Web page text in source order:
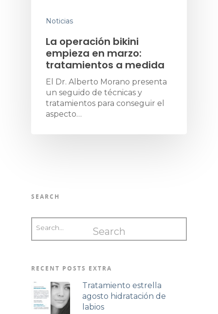
Noticias
La operación bikini
empieza en marzo:
tratamientos a medida
El Dr. Alberto Morano presenta
un seguido de técnicas y
tratamientos para conseguir el
aspecto…
SEARCH
RECENT POSTS EXTRA
Tratamiento estrella
agosto hidratación de
labios